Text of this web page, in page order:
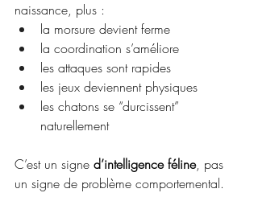
naissance, plus :
la morsure devient ferme
la coordination s’améliore
les attaques sont rapides
les jeux deviennent physiques
les chatons se “durcissent”
naturellement
C’est un signe d’intelligence féline, pas
un signe de problème comportemental.